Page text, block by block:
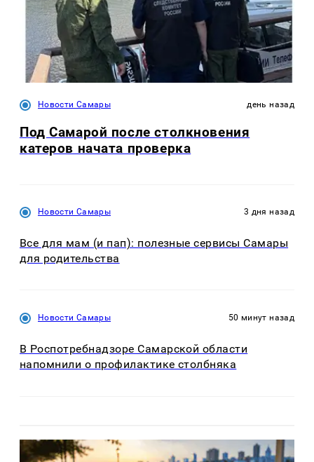
Новости Самары день назад
Под Самарой после столкновения
катеров начата проверка
Новости Самары 3 дня назад
Все для мам (и пап): полезные сервисы Самары
для родительства
Новости Самары 50 минут назад
В Роспотребнадзоре Самарской области
напомнили о профилактике столбняка